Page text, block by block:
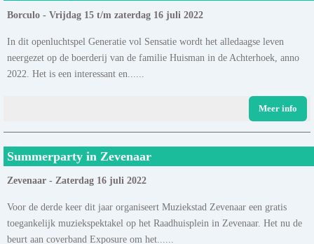
Borculo - Vrijdag 15 t/m zaterdag 16 juli 2022
In dit openluchtspel Generatie vol Sensatie wordt het alledaagse leven
neergezet op de boerderij van de familie Huisman in de Achterhoek, anno
2022. Het is een interessant en......
Meer info
Summerparty in Zevenaar
Zevenaar - Zaterdag 16 juli 2022
Voor de derde keer dit jaar organiseert Muziekstad Zevenaar een gratis
toegankelijk muziekspektakel op het Raadhuisplein in Zevenaar. Het nu de
beurt aan coverband Exposure om het......